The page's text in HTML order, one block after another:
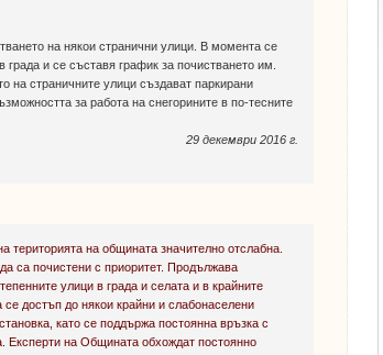
на някои странични улици. В момента се
града и се съставя график за почистването им.
на страничните улици създават паркирани
за работа на снегорините в по-тесните
29 декември 2016 г.
територията на общината значително отслабна.
са почистени с приоритет. Продължава
улици в града и селата и в крайните
се достъп до някои крайни и слабонаселени
като се поддържа постоянна връзка с
Експерти на Общината обхождат постоянно